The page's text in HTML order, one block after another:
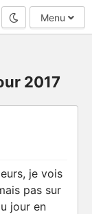
Mode nuit
Menu
2017
je vois
pas sur
jour en